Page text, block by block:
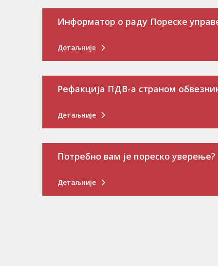
Информатор о раду Пореске
Детаљније
Рефакција ПДВ-а страном
Детаљније
Потребно вам је пореско уверење?
Детаљније